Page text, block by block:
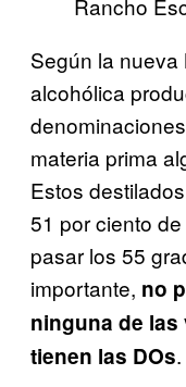
Rancho
Según la nueva
alcohólica
materia prima
Estos
51 por ciento
pasar los 55
importante, no
ninguna de las
tienen las DOs.